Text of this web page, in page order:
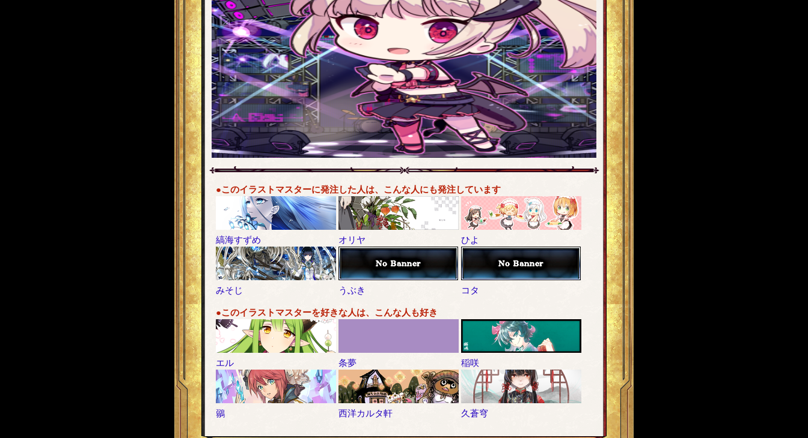
●このイラストマスターに発注した人は、こんな人にも発注しています
縞海すずめ オリヤ ひよ
みそじ うぶき コタ
●このイラストマスターを好きな人は、こんな人も好き
エル 条夢 稲咲
鶸 西洋カルタ軒 久蒼穹